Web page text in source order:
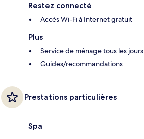
Restez connecté
Accès Wi-Fi à Internet gratuit
Plus
Service de ménage tous les jours
Guides/recommandations
Prestations particulières
Spa